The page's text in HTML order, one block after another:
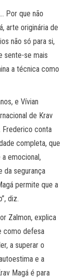
Por que não
arte originária de
não só para si,
sente-se mais
a técnica como
e Vívian
de Krav
Frederico conta
completa, que
emocional,
da segurança
permite que a
diz.
Zalmon, explica
como defesa
a superar o
e a
Magá é para